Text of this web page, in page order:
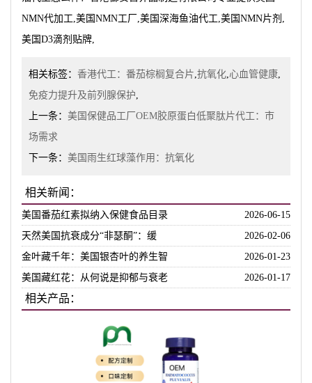
NMN代加工,美国NMN工厂,美国深海鱼油代工,美国NMN片剂,
美国D3滴剂贴牌,
相关标签： 香港代工：番茄棕榈复合片 抗氧化 心血管健康
免疫力提升及前列腺保护
上一条： 美国保健品工厂OEM胶原蛋白低聚肽片代工：市
场需求
下一条： 美国雨生红球藻作用：抗氧化
相关新闻：
美国番茄红素拟纳入保健食品目录
2026-06-15
天然美国抗衰成分“非瑟酮”：缓
2026-02-06
金叶藏千年：美国银杏叶的养生智
2026-01-23
美国藏红花：从何说是抑郁与衰老
2026-01-17
相关产品：